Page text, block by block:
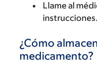
Llame al
instrucciones.
¿Cómo
medicamento?